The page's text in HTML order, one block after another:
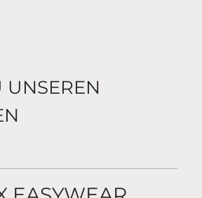
UNSEREN